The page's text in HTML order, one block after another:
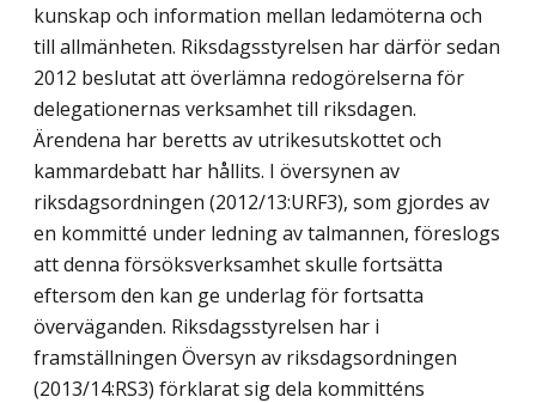
kunskap och information mellan ledamöterna och
till allmänheten. Riksdagsstyrelsen har därför sedan
2012 beslutat att överlämna redogörelserna för
delegationernas verksamhet till riksdagen.
Ärendena har beretts av utrikesutskottet och
kammardebatt har hållits. I översynen av
riksdagsordningen (2012/13:URF3), som gjordes av
en kommitté under ledning av talmannen, föreslogs
att denna försöksverksamhet skulle fortsätta
eftersom den kan ge underlag för fortsatta
överväganden. Riksdagsstyrelsen har i
framställningen Översyn av riksdagsordningen
(2013/14:RS3) förklarat sig dela kommitténs